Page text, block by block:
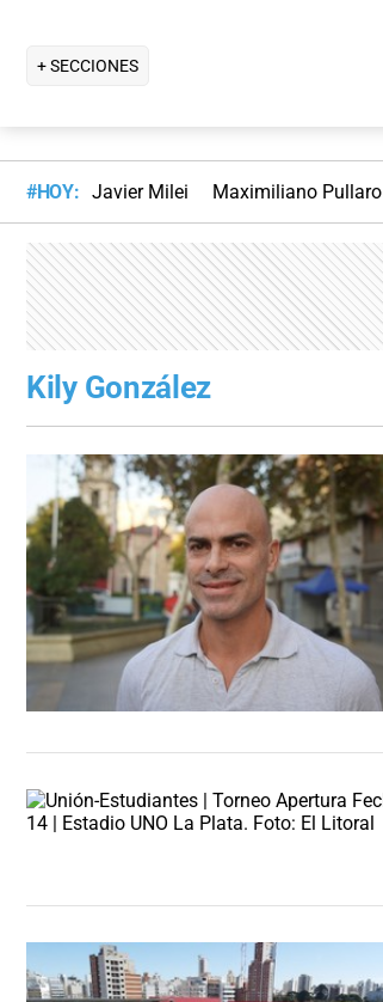
+ SECCIONES
#HOY: Javier Milei Maximiliano Pullaro
Kily González